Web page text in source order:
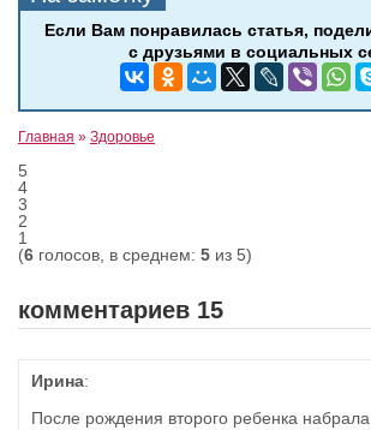
Главная » Здоровье
5
4
3
2
1
(6 голосов, в среднем: 5 из 5)
комментариев 15
Ирина:
После рождения второго ребенка